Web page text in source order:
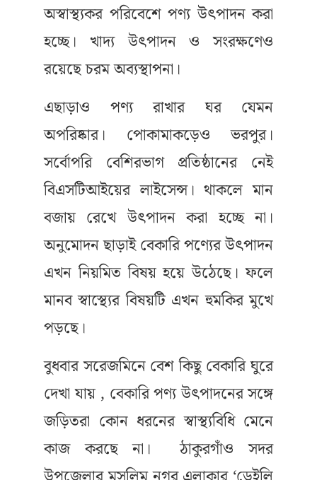
অস্বাস্থ্যকর পরিবেশে পণ্য উৎপাদন করা
হচ্ছে। খাদ্য উৎপাদন ও সংরক্ষণেও
রয়েছে চরম অব্যস্থাপনা।
এছাড়াও পণ্য রাখার ঘর যেমন
অপরিষ্কার। পোকামাকড়েও ভরপুর।
সর্বোপরি বেশিরভাগ প্রতিষ্ঠানের নেই
বিএসটিআইয়ের লাইসেন্স। থাকলে মান
বজায় রেখে উৎপাদন করা হচ্ছে না।
অনুমোদন ছাড়াই বেকারি পণ্যের উৎপাদন
এখন নিয়মিত বিষয় হয়ে উঠেছে। ফলে
মানব স্বাস্থ্যের বিষয়টি এখন হুমকির মুখে
পড়ছে।
বুধবার সরেজমিনে বেশ কিছু বেকারি ঘুরে
দেখা যায় , বেকারি পণ্য উৎপাদনের সঙ্গে
জড়িতরা কোন ধরনের স্বাস্থ্যবিধি মেনে
কাজ করছে না। ঠাকুরগাঁও সদর